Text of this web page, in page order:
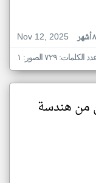
Nov 12, 2025
الكلمات: ٧٢٩ الصور: ١
من هندسة